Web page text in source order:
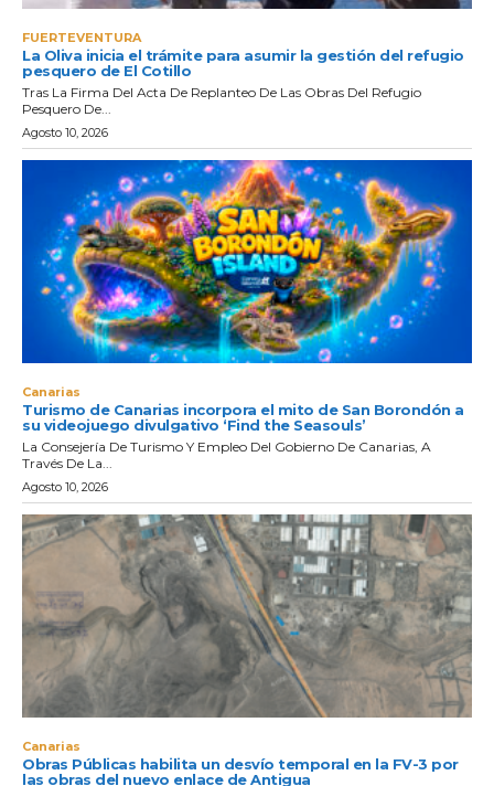
FUERTEVENTURA
La Oliva inicia el trámite para asumir la gestión del refugio
pesquero de El Cotillo
Tras La Firma Del Acta De Replanteo De Las Obras Del Refugio
Pesquero De...
Agosto 10, 2026
Canarias
Turismo de Canarias incorpora el mito de San Borondón a
su videojuego divulgativo ‘Find the Seasouls’
La Consejería De Turismo Y Empleo Del Gobierno De Canarias, A
Través De La...
Agosto 10, 2026
Canarias
Obras Públicas habilita un desvío temporal en la FV-3 por
las obras del nuevo enlace de Antigua